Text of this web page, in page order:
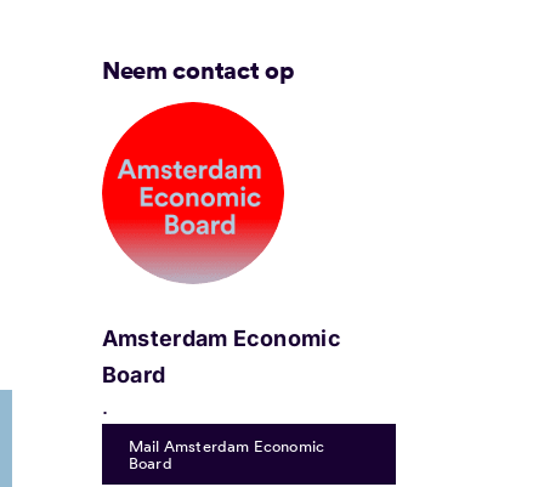
Neem contact op
Amsterdam Economic
Board
.
Mail Amsterdam Economic
Board